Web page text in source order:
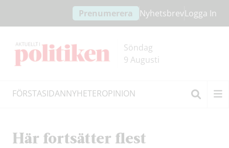
innehållet
headern
Prenumerera NyhetsbrevLogga In
Söndag
9 Augusti
FÖRSTASIDANNYHETEROPINION
Här fortsätter flest